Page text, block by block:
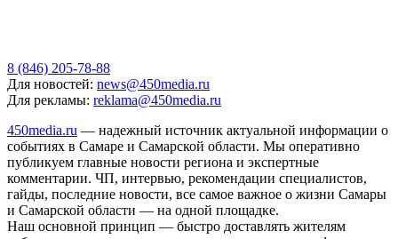
8 (846) 205-78-88
Для новостей: news@450media.ru
Для рекламы: reklama@450media.ru
450media.ru — надежный источник актуальной информации о
событиях в Самаре и Самарской области. Мы оперативно
публикуем главные новости региона и экспертные
комментарии. ЧП, интервью, рекомендации специалистов,
гайды, последние новости, все самое важное о жизни Самары
и Самарской области — на одной площадке.
Наш основной принцип — быстро доставлять жителям